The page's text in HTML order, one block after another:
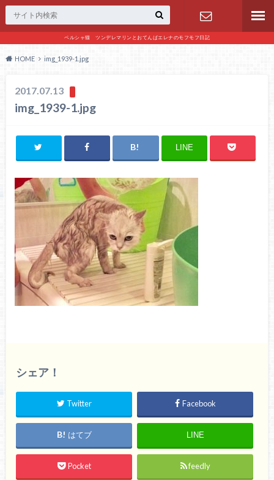
ペルシャ猫 ツンデレマリンとおてんばエレナのモフモフ日記
お問い合わ
HOME img_1939-1.jpg
2017.07.13
img_1939-1.jpg
LINE
シェア！
Twitter Facebook
はてブ LINE
Pocket feedly